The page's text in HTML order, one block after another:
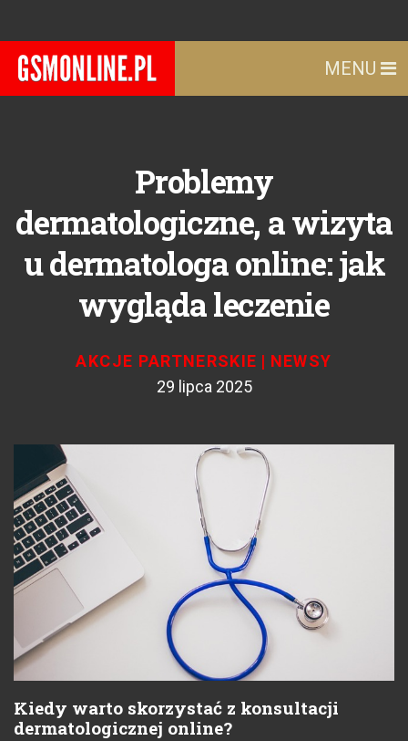
MENU
Problemy
dermatologiczne, a wizyta
u dermatologa online: jak
wygląda leczenie
AKCJE PARTNERSKIE | NEWSY
29 lipca 2025
Kiedy warto skorzystać z konsultacji
dermatologicznej online?